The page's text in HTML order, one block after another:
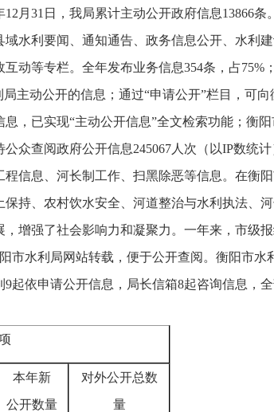
月31日，我局累计主动公开政府信息13866条
水利要闻、通知通告、政务信息公开、水利
动等专栏。全年发布业务信息354条，占75%
主动公开的信息；通过“申请公开”栏目，可
，已实现“主动公开信息”全文检索功能；衡
众查阅政府公开信息245067人次（以IP数统
信息、河长制工作、扫黑除恶等信息。在衡
持、农村饮水安全、河道整治与水利执法、
增强了社会影响力和凝聚力。一年来，市级
市水利局网站转载，便于公开查阅。衡阳市
起依申请公开信息，局长信箱8起咨询信息，全
本年新
公开数量
对外公开总数
量